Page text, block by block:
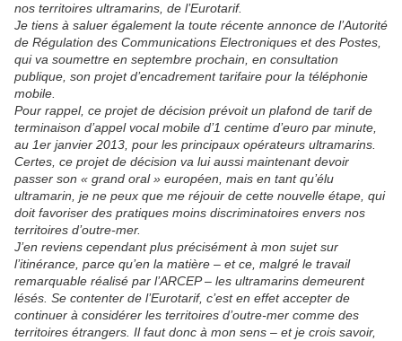
nos territoires ultramarins, de l’Eurotarif.
Je tiens à saluer également la toute récente annonce de l’Autorité
de Régulation des Communications Electroniques et des Postes,
qui va soumettre en septembre prochain, en consultation
publique, son projet d’encadrement tarifaire pour la téléphonie
mobile.
Pour rappel, ce projet de décision prévoit un plafond de tarif de
terminaison d’appel vocal mobile d’1 centime d’euro par minute,
au 1er janvier 2013, pour les principaux opérateurs ultramarins.
Certes, ce projet de décision va lui aussi maintenant devoir
passer son « grand oral » européen, mais en tant qu’élu
ultramarin, je ne peux que me réjouir de cette nouvelle étape, qui
doit favoriser des pratiques moins discriminatoires envers nos
territoires d’outre-mer.
J’en reviens cependant plus précisément à mon sujet sur
l’itinérance, parce qu’en la matière – et ce, malgré le travail
remarquable réalisé par l’ARCEP – les ultramarins demeurent
lésés. Se contenter de l’Eurotarif, c’est en effet accepter de
continuer à considérer les territoires d’outre-mer comme des
territoires étrangers. Il faut donc à mon sens – et je crois savoir,